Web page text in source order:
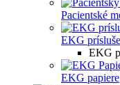
Pacientské
EKG
EKG
EKG papiere